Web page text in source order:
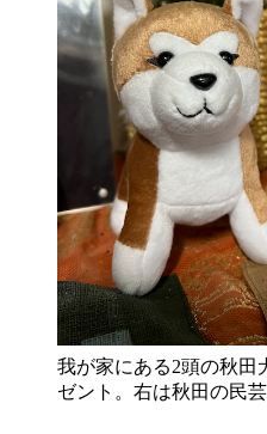
我が家にある2頭の秋田
ゼント。右は秋田の民